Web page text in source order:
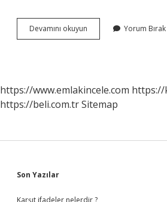
Devamını okuyun
Hangi
Yorum Bırak
https://www.emlakincele.com https://
https://beli.com.trSitemap
Sidebar
Son Yazılar
Karşıt ifadeler nelerdir ?